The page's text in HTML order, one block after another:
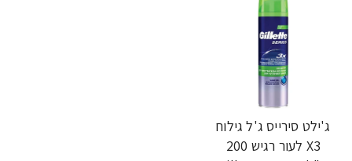
ג'ילט סירייס ג'ל גילוח
X3 לעור רגיש 200